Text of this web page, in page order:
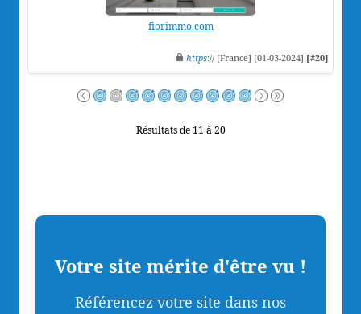
fiorimmo.com
https:// [France] [01-03-2024] [#20]
Résultats de 11 à 20
Votre site mérite d'être vu !
Référencez votre site dans nos